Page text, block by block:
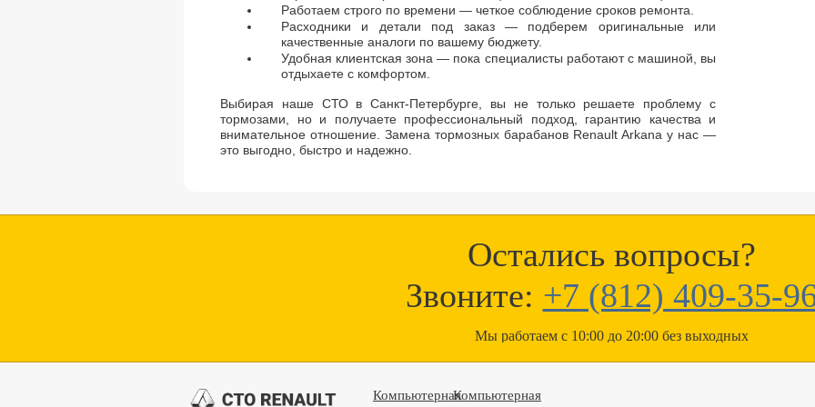
Работаем строго по времени — четкое соблюдение сроков ремонта.
Расходники и детали под заказ — подберем оригинальные или
качественные аналоги по вашему бюджету.
Удобная клиентская зона — пока специалисты работают с машиной, вы
отдыхаете с комфортом.
Выбирая наше СТО в Санкт-Петербурге, вы не только решаете проблему с
тормозами, но и получаете профессиональный подход, гарантию качества и
внимательное отношение. Замена тормозных барабанов Renault Arkana у нас —
это выгодно, быстро и надежно.
Остались вопросы?
Звоните: +7 (812) 409-35-
Мы работаем с 10:00 до 20:00 без выходных
КомпьютернаяКомпьютерная